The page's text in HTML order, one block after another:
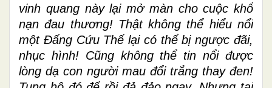
vinh quang này lại mở màn cho cuộc khổ
nạn đau thương! Thật không thể hiểu nổi
một Ðấng Cứu Thế lại có thể bị ngược đãi,
nhục hình! Cũng không thể tin nổi được
lòng dạ con người mau đổi trắng thay đen!